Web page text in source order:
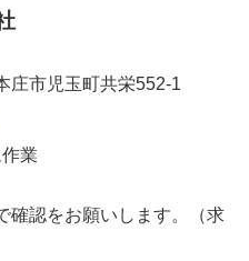
庄市児玉町共栄552-1
業
確認をお願いします。（求